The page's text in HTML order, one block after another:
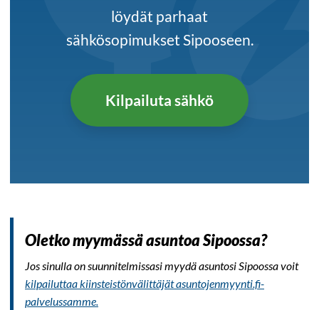
löydät parhaat
sähkösopimukset Sipooseen.
Kilpailuta sähkö
Oletko myymässä asuntoa Sipoossa?
Jos sinulla on suunnitelmissasi myydä asuntosi Sipoossa voit
kilpailuttaa kiinsteistönvälittäjät asuntojenmyynti.fi-
palvelussamme.